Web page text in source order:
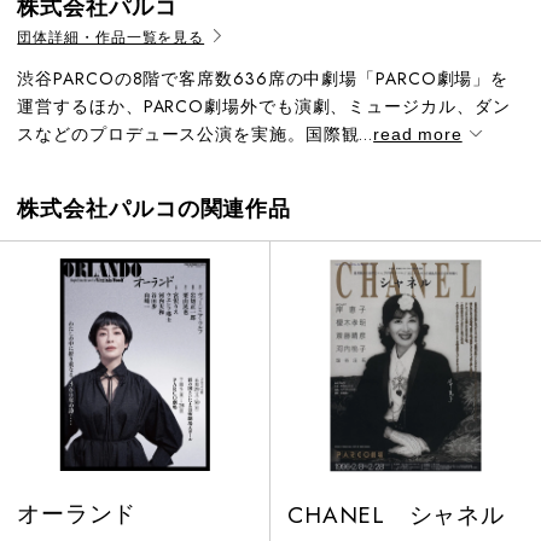
株式会社パルコ
団体詳細・作品一覧を見る
渋谷PARCOの8階で客席数636席の中劇場「PARCO劇場」を
運営するほか、PARCO劇場外でも演劇、ミュージカル、ダン
スなどのプロデュース公演を実施。国際観...read more
株式会社パルコの関連作品
オーランド CHANEL シャネル